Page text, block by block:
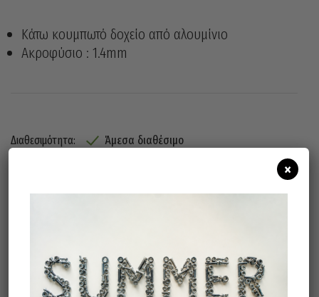
Κάτω κουμπωτό δοχείο από αλουμίνιο
Ακροφύσιο : 1.4mm
Διαθεσιμότητα: Άμεσα διαθέσιμο
Μπορεί επίσης να σας αρέσει…
×